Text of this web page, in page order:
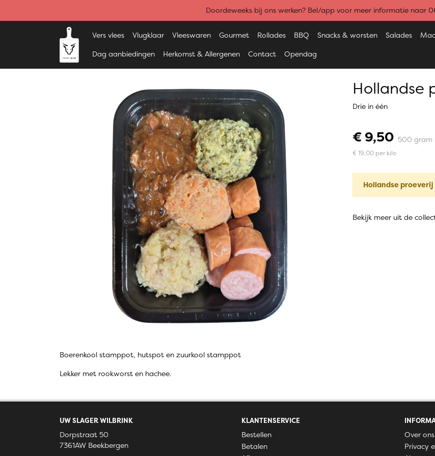
Doordeweeks bij ons werken? Bel/app voor meer informatie naar
Vers vlees Vlugklaar Vleeswaren Gourmet Rollades BBQ Snacks & worsten Salades
Dag aanbiedingen Herkomst & Allergenen Contact Opendag
Boerenkool stamppot, hutspot en zuurkool stamppot
Lekker met rookworst en hachee.
Hollandse
Drie in één
€ 9,50 500 gram
€ 19,00 per kilo
Hollandse proeverij
Bekijk meer uit de
UW SLAGER WILBRINK
Dorpstraat 50
7361AW Beekbergen
KLANTENSERVICE
Bestellen
Betalen
Over ons
Privacy